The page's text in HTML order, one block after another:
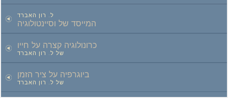
ל. רון האברד
המייסד של וסיינטולוגיה
כרונולוגיה קצרה על חייו
של ל. רון האברד
ביוגרפיה על ציר הזמן
של ל. רון האברד